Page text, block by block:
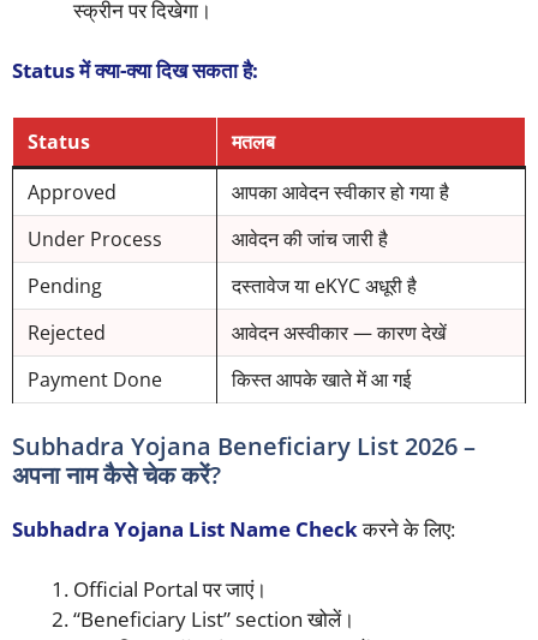
स्क्रीन पर दिखेगा।
Status में क्या-क्या दिख सकता है:
Status
मतलब
Approved
आपका आवेदन स्वीकार हो गया है
Under Process
आवेदन की जांच जारी है
Pending
दस्तावेज या eKYC अधूरी है
Rejected
आवेदन अस्वीकार — कारण देखें
Payment Done
किस्त आपके खाते में आ गई
Subhadra Yojana Beneficiary List 2026 –
अपना नाम कैसे चेक करें?
Subhadra Yojana List Name Checkकरने के लिए:
Official Portal पर जाएं।
“Beneficiary List” section खोलें।